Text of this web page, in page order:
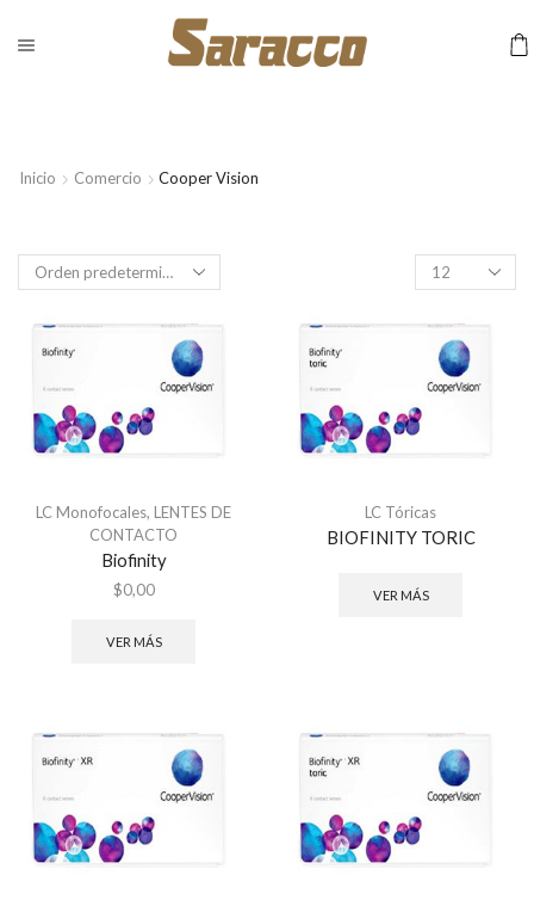
Inicio Comercio Cooper Vision
Productos
por
LC Monofocales, LENTES DE
CONTACTO
Biofinity
$0,00
VER MÁS
LC Tóricas
BIOFINITY TORIC
VER MÁS